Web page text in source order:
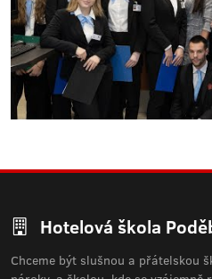
Hotelová škola
Chceme být slušnou a přátelskou